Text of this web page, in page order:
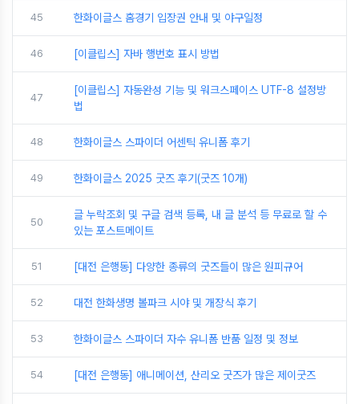
45 한화이글스 홈경기 입장권 안내 및 야구일정
46 [이클립스] 자바 행번호 표시 방법
47
[이클립스] 자동완성 기능 및 워크스페이스 UTF-8 설정방
법
48 한화이글스 스파이더 어센틱 유니폼 후기
49 한화이글스 2025 굿즈 후기(굿즈 10개)
50
글 누락조회 및 구글 검색 등록, 내 글 분석 등 무료로 할 수
있는 포스트메이트
51 [대전 은행동] 다양한 종류의 굿즈들이 많은 원피규어
52 대전 한화생명 볼파크 시야 및 개장식 후기
53 한화이글스 스파이더 자수 유니폼 반품 일정 및 정보
54 [대전 은행동] 애니메이션, 산리오 굿즈가 많은 제이굿즈